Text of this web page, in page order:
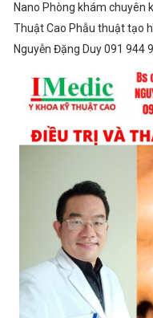
Nano Phòng khám chuyên
Thuật Cao Phẫu thuật tạo
Nguyễn Đặng Duy 091 944